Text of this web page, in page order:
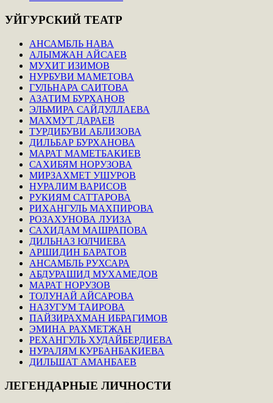
УЙГУРСКИЙ ТЕАТР
АНСАМБЛЬ НАВА
АЛЫМЖАН АЙСАЕВ
МУХИТ ИЗИМОВ
НУРБУВИ МАМЕТОВА
ГУЛЬНАРА САИТОВА
АЗАТИМ БУРХАНОВ
ЭЛЬМИРА САЙДУЛЛАЕВА
МАХМУТ ДАРАЕВ
ТУРДИБУВИ АБЛИЗОВА
ДИЛЬБАР БУРХАНОВА
МАРАТ МАМЕТБАКИЕВ
САХИБЯМ НОРУЗОВА
МИРЗАХМЕТ УШУРОВ
НУРАЛИМ ВАРИСОВ
РУКИЯМ САТТАРОВА
РИХАНГУЛЬ МАХПИРОВА
РОЗАХУНОВА ЛУИЗА
САХИДАМ МАШРАПОВА
ДИЛЬНАЗ ЮЛЧИЕВА
АРШИДИН БАРАТОВ
АНСАМБЛЬ РУХСАРА
АБДУРАШИД МУХАМЕДОВ
МАРАТ НОРУЗОВ
ТОЛУНАЙ АЙСАРОВА
НАЗУГУМ ТАИРОВА
ПАЙЗИРАХМАН ИБРАГИМОВ
ЭМИНА РАХМЕТЖАН
РЕХАНГУЛЬ ХУДАЙБЕРДИЕВА
НУРАЛЯМ КУРБАНБАКИЕВА
ДИЛЬШАТ АМАНБАЕВ
ЛЕГЕНДАРНЫЕ ЛИЧНОСТИ